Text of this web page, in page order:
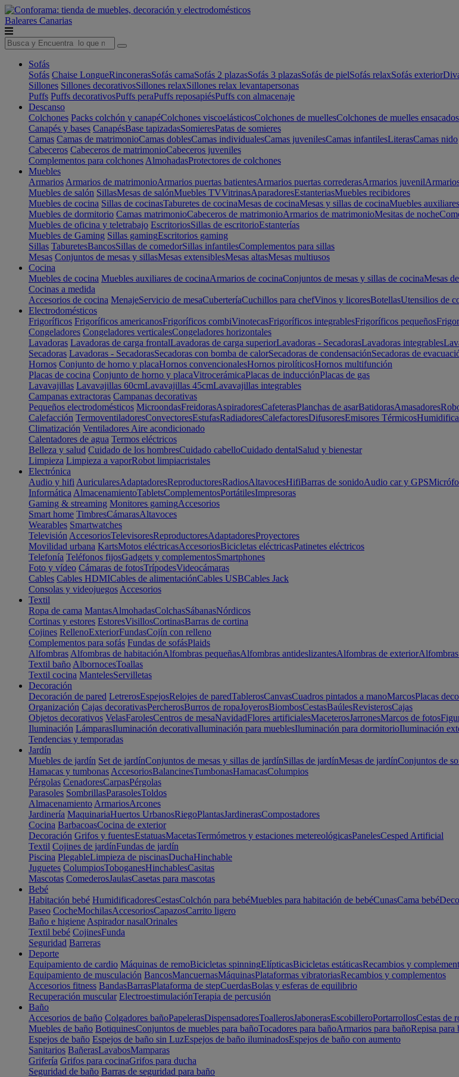
Baleares Canarias
Sofás
Sofás Chaise LongueRinconerasSofás camaSofás 2 plazasSofás 3 plazasSofás de pielSofás relaxSofás exterior
Sillones Sillones decorativosSillones relaxSillones relax levantapersonas
Puffs Puffs decorativosPuffs peraPuffs reposapiésPuffs con almacenaje
Descanso
Colchones Packs colchón y canapéColchones viscoelásticosColchones de muellesColchones de muelles ensacados
Canapés y bases CanapésBase tapizadasSomieresPatas de somieres
Camas Camas de matrimonioCamas doblesCamas individualesCamas juvenilesCamas infantilesLiterasCamas nido
Cabeceros Cabeceros de matrimonioCabeceros juveniles
Complementos para colchones AlmohadasProtectores de colchones
Muebles
Armarios Armarios de matrimonioArmarios puertas batientesArmarios puertas correderasArmarios juvenil
Muebles de salón SillasMesas de salónMuebles TVVitrinasAparadoresEstanteriasMuebles recibidores
Muebles de cocina Sillas de cocinasTaburetes de cocinaMesas de cocinaMesas y sillas de cocinaMuebles
Muebles de dormitorio Camas matrimonioCabeceros de matrimonioArmarios de matrimonioMesitas de noche
Muebles de oficina y teletrabajo EscritoriosSillas de escritorioEstanterías
Muebles de Gaming Sillas gamingEscritorios gaming
Sillas TaburetesBancosSillas de comedorSillas infantilesComplementos para sillas
Mesas Conjuntos de mesas y sillasMesas extensiblesMesas altasMesas multiusos
Cocina
Muebles de cocina Muebles auxiliares de cocinaArmarios de cocinaConjuntos de mesas y sillas de cocinaMesas
Cocinas a medida
Accesorios de cocina MenajeServicio de mesaCuberteríaCuchillos para chefVinos y licoresBotellasUtensilios de
Electrodomésticos
Frigoríficos Frigoríficos americanosFrigoríficos combiVinotecasFrigoríficos integrablesFrigoríficos pequeños
Congeladores Congeladores verticalesCongeladores horizontales
Lavadoras Lavadoras de carga frontalLavadoras de carga superiorLavadoras - SecadorasLavadoras integrables
Secadoras Lavadoras - SecadorasSecadoras con bomba de calorSecadoras de condensaciónSecadoras de
Hornos Conjunto de horno y placaHornos convencionalesHornos pirolíticosHornos multifunción
Placas de cocina Conjunto de horno y placaVitrocerámicaPlacas de inducciónPlacas de gas
Lavavajillas Lavavajillas 60cmLavavajillas 45cmLavavajillas integrables
Campanas extractoras Campanas decorativas
Pequeños electrodomésticos MicroondasFreidorasAspiradoresCafeterasPlanchas de asarBatidorasAmasadores
Calefacción TermoventiladoresConvectoresEstufasRadiadoresCalefactoresDifusoresEmisores Térmicos
Climatización Ventiladores Aire acondicionado
Calentadores de agua Termos eléctricos
Belleza y salud Cuidado de los hombresCuidado cabelloCuidado dentalSalud y bienestar
Limpieza Limpieza a vaporRobot limpiacristales
Electrónica
Audio y hifi AuricularesAdaptadoresReproductoresRadiosAltavocesHifiBarras de sonidoAudio car y GPS
Informática AlmacenamientoTabletsComplementosPortátilesImpresoras
Gaming & streaming Monitores gamingAccesorios
Smart home TimbresCámarasAltavoces
Wearables Smartwatches
Televisión AccesoriosTelevisoresReproductoresAdaptadoresProyectores
Movilidad urbana KartsMotos eléctricasAccesoriosBicicletas eléctricasPatinetes eléctricos
Telefonía Teléfonos fijosGadgets y complementosSmartphones
Foto y vídeo Cámaras de fotosTrípodesVideocámaras
Cables Cables HDMICables de alimentaciónCables USBCables Jack
Consolas y videojuegos Accesorios
Textil
Ropa de cama MantasAlmohadasColchasSábanasNórdicos
Cortinas y estores EstoresVisillosCortinasBarras de cortina
Cojines RellenoExteriorFundasCojín con relleno
Complementos para sofás Fundas de sofásPlaids
Alfombras Alfombras de habitaciónAlfombras pequeñasAlfombras antideslizantesAlfombras de exterior
Textil baño AlbornocesToallas
Textil cocina MantelesServilletas
Decoración
Decoración de pared LetrerosEspejosRelojes de paredTablerosCanvasCuadros pintados a manoMarcosPlacas
Organización Cajas decorativasPercherosBurros de ropaJoyerosBiombosCestasBaúlesRevisterosCajas
Objetos decorativos VelasFarolesCentros de mesaNavidadFlores artificialesMaceterosJarronesMarcos de fotos
Iluminación LámparasIluminación decorativaIluminación para mueblesIluminación para dormitorioIluminación
Tendencias y temporadas
Jardín
Muebles de jardín Set de jardínConjuntos de mesas y sillas de jardínSillas de jardínMesas de jardínConjuntos de
Hamacas y tumbonas AccesoriosBalancinesTumbonasHamacasColumpios
Pérgolas CenadoresCarpasPérgolas
Parasoles SombrillasParasolesToldos
Almacenamiento ArmariosArcones
Jardinería MaquinariaHuertos UrbanosRiegoPlantasJardinerasCompostadores
Cocina BarbacoasCocina de exterior
Decoración Grifos y fuentesEstatuasMacetasTermómetros y estaciones metereológicasPanelesCesped Artificial
Textil Cojines de jardínFundas de jardín
Piscina PlegableLimpieza de piscinasDuchaHinchable
Juguetes ColumpiosToboganesHinchablesCasitas
Mascotas ComederosJaulasCasetas para mascotas
Bebé
Habitación bebé HumidificadoresCestasColchón para bebéMuebles para habitación de bebéCunasCama bebé
Paseo CocheMochilasAccesoriosCapazosCarrito ligero
Baño e higiene Aspirador nasalOrinales
Textil bebé CojinesFunda
Seguridad Barreras
Deporte
Equipamiento de cardio Máquinas de remoBicicletas spinningElípticasBicicletas estáticasRecambios y
Equipamiento de musculación BancosMancuernasMáquinasPlataformas vibratoriasRecambios y complementos
Accesorios fitness BandasBarrasPlataforma de stepCuerdasBolas y esferas de equilibrio
Recuperación muscular ElectroestimulaciónTerapia de percusión
Baño
Accesorios de baño Colgadores bañoPapelerasDispensadoresToallerosJabonerasEscobilleroPortarrollosCestas de
Muebles de baño BotiquinesConjuntos de muebles para bañoTocadores para bañoArmarios para bañoRepisa para
Espejos de baño Espejos de baño sin LuzEspejos de baño iluminadosEspejos de baño con aumento
Sanitarios BañerasLavabosMamparas
Grifería Grifos para cocinaGrifos para ducha
Seguridad de baño Barras de seguridad para baño